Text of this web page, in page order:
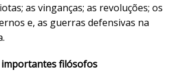
as vinganças; as revoluções; os
e, as guerras defensivas na
importantes filósofos